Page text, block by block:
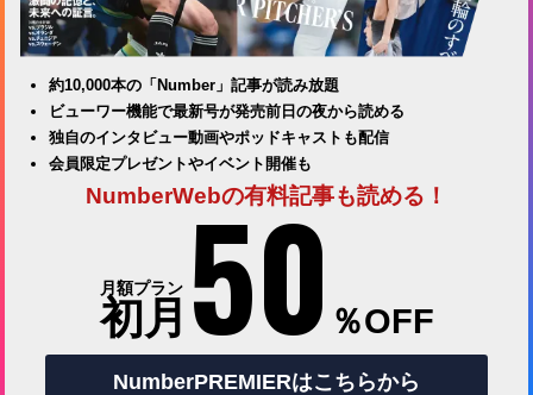
約10,000本の「Number」記事が読み放題
ビューワー機能で最新号が発売前日の夜から読める
独自のインタビュー動画やポッドキャストも配信
会員限定プレゼントやイベント開催も
NumberWebの有料記事も読める！
月額プラン
初月 50 ％OFF
NumberPREMIERはこちらから